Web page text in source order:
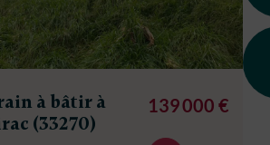
à bâtir à
(33270)
139 000 €